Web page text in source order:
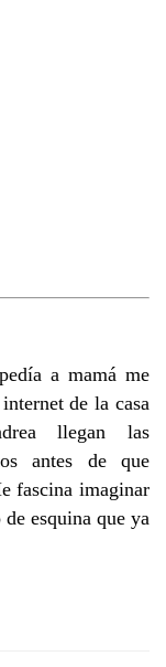
a mamá me
de la casa
llegan las
antes de que
fascina imaginar
esquina que ya